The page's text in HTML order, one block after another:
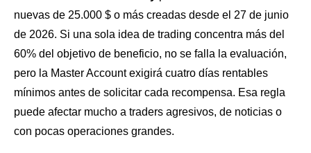
nuevas de 25.000 $ o más creadas desde el 27 de junio
de 2026. Si una sola idea de trading concentra más del
60% del objetivo de beneficio, no se falla la evaluación,
pero la Master Account exigirá cuatro días rentables
mínimos antes de solicitar cada recompensa. Esa regla
puede afectar mucho a traders agresivos, de noticias o
con pocas operaciones grandes.